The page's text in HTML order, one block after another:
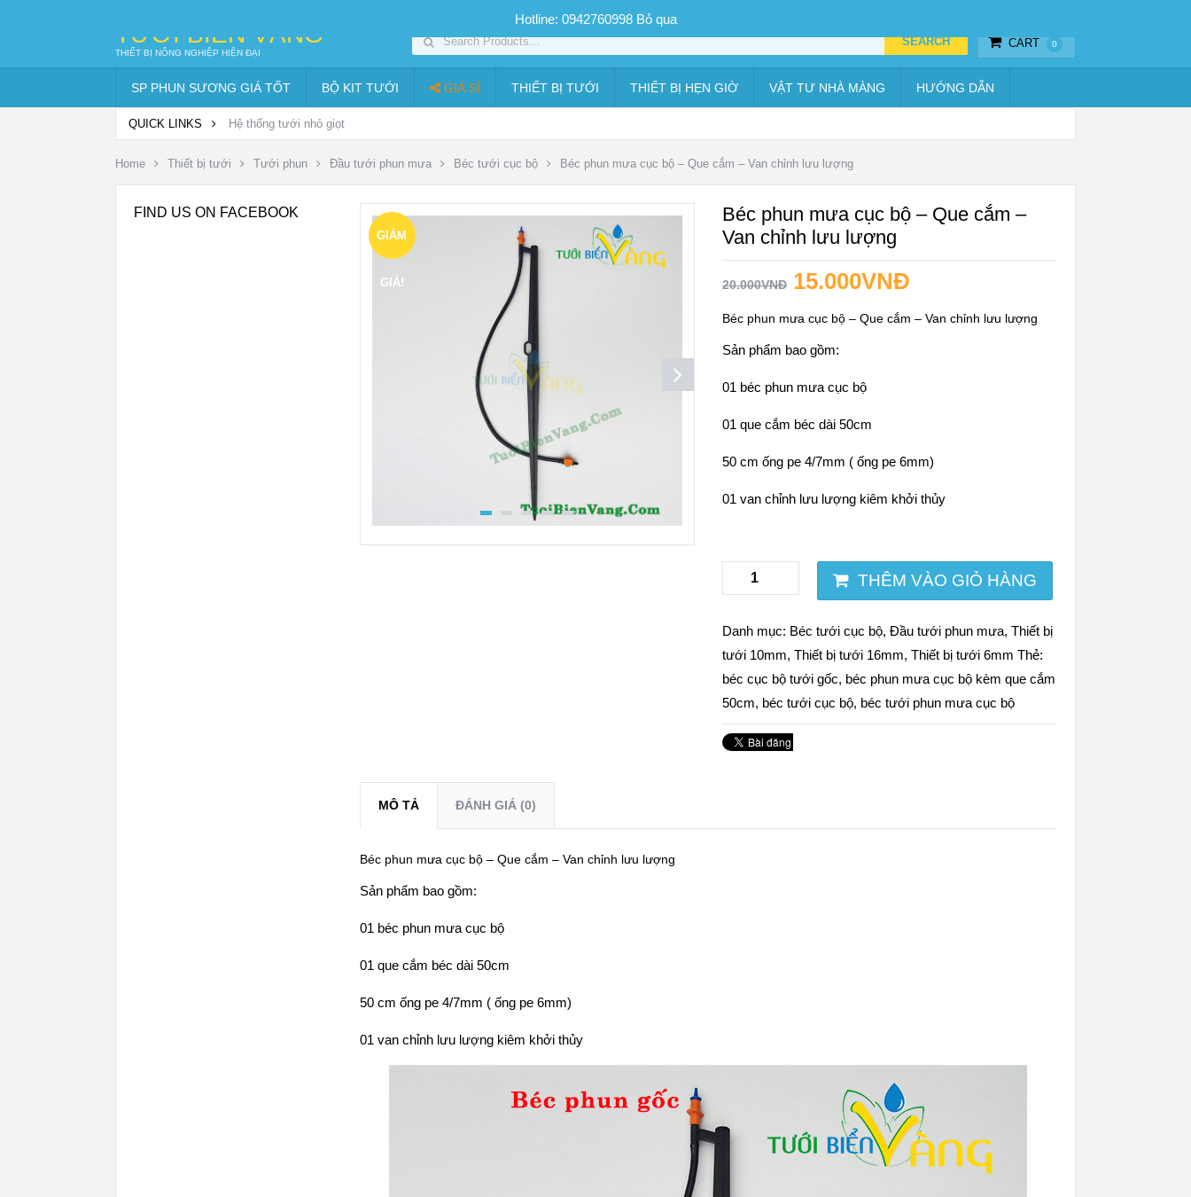
SP PHUN SƯƠNG GIÁ TỐT Bộ KIT tưới
TƯỚI BIỂN VÀNG
THIẾT BỊ NÔNG NGHIỆP HIỆN ĐẠI
CART 0
SP PHUN SƯƠNG GIÁ TỐT BỘ KIT TƯỚI GIÁ SỈ THIẾT BỊ TƯỚI THIẾT BỊ HẸN GIỜ VẬT TƯ NHÀ MÀNG HƯỚNG DẪN
QUICK LINKS Hệ thống tưới nhỏ giọt
Home Thiết bị tưới Tưới phun Đầu tưới phun mưa Béc tưới cục bộ Béc phun mưa cục bộ – Que cắm – Van chỉnh lưu lượng
GIẢM
GIÁ!
Béc phun mưa cục bộ – Que cắm –
Van chỉnh lưu lượng
20.000VNĐ 15.000VNĐ
Béc phun mưa cục bộ – Que cắm – Van chỉnh lưu lượng
Sản phẩm bao gồm:
01 béc phun mưa cục bộ
01 que cắm béc dài 50cm
50 cm ống pe 4/7mm ( ống pe 6mm)
01 van chỉnh lưu lượng kiêm khởi thủy
THÊM VÀO GIỎ HÀNG
Danh mục: Béc tưới cục bộ,Đầu tưới phun mưa,Thiết bị
tưới 10mm,Thiết bị tưới 16mm,Thiết bị tưới 6mm Thẻ:
béc cục bộ tưới gốc, béc phun mưa cục bộ kèm que cắm
50cm, béc tưới cục bộ, béc tưới phun mưa cục bộ
MÔ TẢ ĐÁNH GIÁ (0)
Béc phun mưa cục bộ – Que cắm – Van chỉnh lưu lượng
Sản phẩm bao gồm:
01 béc phun mưa cục bộ
01 que cắm béc dài 50cm
50 cm ống pe 4/7mm ( ống pe 6mm)
01 van chỉnh lưu lượng kiêm khởi thủy
FIND US ON FACEBOOK
Hotline: 0942760998 Bỏ qua